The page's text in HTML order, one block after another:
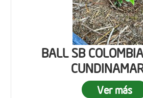
BALL SB
Ver más